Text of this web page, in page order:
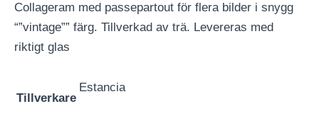
Collageram med passepartout för flera bilder i snygg
“”vintage”” färg. Tillverkad av trä. Levereras med
riktigt glas
Tillverkare
Estancia